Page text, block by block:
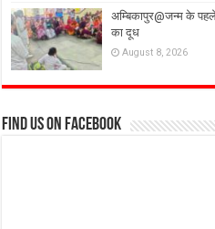
अम्बिकापुर@जन्म के
का दूध
August 8, 2026
Find us on Facebook